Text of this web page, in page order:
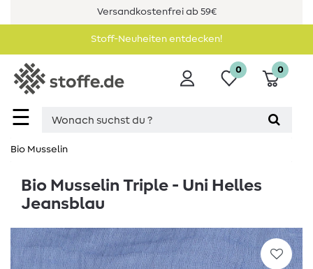
Versandkostenfrei ab 59€
Stoff-Neuheiten entdecken!
☰
0 0
Bio Musselin
Bio Musselin Triple - Uni Helles
Jeansblau